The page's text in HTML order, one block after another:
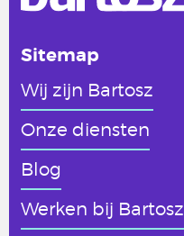
Sitemap
Wij zijn Bartosz
Onze diensten
Blog
Werken bij Bartosz